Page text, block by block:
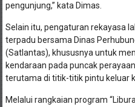
pengunjung,” kata Dimas.
Selain itu, pengaturan rekayasa
terpadu bersama Dinas
(Satlantas), khususnya untuk
kendaraan pada puncak
terutama di titik-titik pintu keluar
Melalui rangkaian program